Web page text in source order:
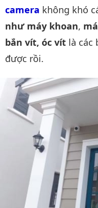
camera không khó
như máy khoan,
bắn vít, óc vít là các
được rồi.